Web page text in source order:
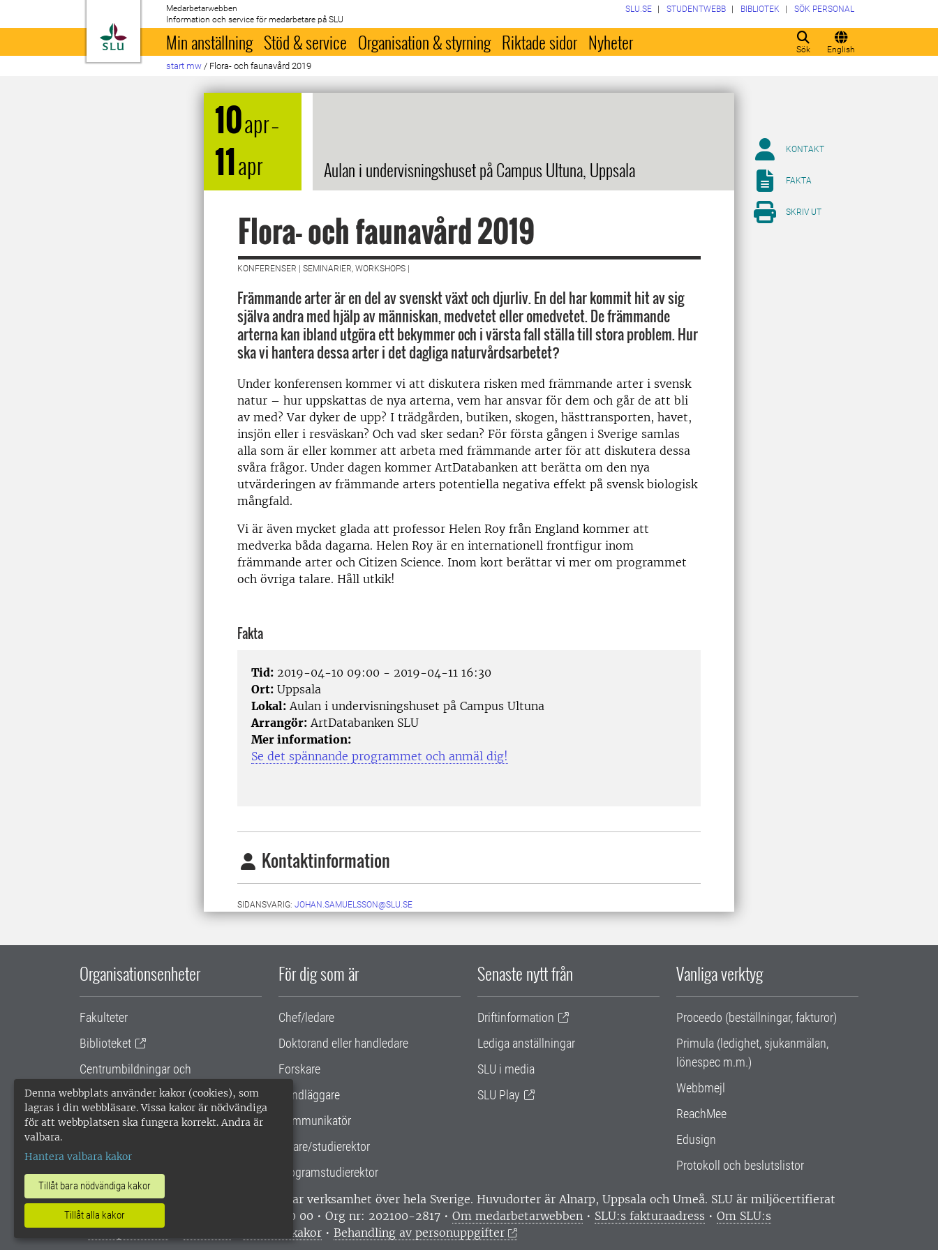
Denna webbplats använder kakor (cookies), som
lagras i din webbläsare. Vissa kakor är nödvändiga
för att webbplatsen ska fungera korrekt. Andra är
valbara.
Hantera valbara kakor
Tillåt bara nödvändiga kakor
Tillåt alla kakor
Till startsida
Medarbetarwebben
Information och service för medarbetare på SLU
Sök English
SLU.SE STUDENTWEBB BIBLIOTEK SÖK PERSONAL
Min anställning Stöd & service Organisation & styrning Riktade sidor Nyheter
start mw / Flora- och faunavård 2019
10apr–
11apr Aulan i undervisningshuset på Campus Ultuna, Uppsala
Flora- och faunavård 2019
KONFERENSER | SEMINARIER, WORKSHOPS |
Främmande arter är en del av svenskt växt och djurliv. En del har kommit hit av sig
själva andra med hjälp av människan, medvetet eller omedvetet. De främmande
arterna kan ibland utgöra ett bekymmer och i värsta fall ställa till stora problem. Hur
ska vi hantera dessa arter i det dagliga naturvårdsarbetet?
Under konferensen kommer vi att diskutera risken med främmande arter i svensk
natur – hur uppskattas de nya arterna, vem har ansvar för dem och går de att bli
av med? Var dyker de upp? I trädgården, butiken, skogen, hästtransporten, havet,
insjön eller i resväskan? Och vad sker sedan? För första gången i Sverige samlas
alla som är eller kommer att arbeta med främmande arter för att diskutera dessa
svåra frågor. Under dagen kommer ArtDatabanken att berätta om den nya
utvärderingen av främmande arters potentiella negativa effekt på svensk biologisk
mångfald.
Vi är även mycket glada att professor Helen Roy från England kommer att
medverka båda dagarna. Helen Roy är en internationell frontfigur inom
främmande arter och Citizen Science. Inom kort berättar vi mer om programmet
och övriga talare. Håll utkik!
Fakta
Tid: 2019-04-10 09:00 - 2019-04-11 16:30
Ort: Uppsala
Lokal: Aulan i undervisningshuset på Campus Ultuna
Arrangör: ArtDatabanken SLU
Mer information:
Se det spännande programmet och anmäl dig!
Kontaktinformation
SIDANSVARIG: JOHAN.SAMUELSSON@SLU.SE
KONTAKT
FAKTA
SKRIV UT
Organisationsenheter
Fakulteter
Biblioteket
Centrumbildningar och
samarbetsprojekt
Gemensamma verksamhetsstödet
För dig som är
Chef/ledare
Doktorand eller handledare
Forskare
Handläggare
Kommunikatör
Lärare/studierektor
Programstudierektor
Senaste nytt från
Driftinformation
Lediga anställningar
SLU i media
SLU Play
Vanliga verktyg
Proceedo (beställningar, fakturor)
Primula (ledighet, sjukanmälan,
lönespec m.m.)
Webbmejl
ReachMee
Edusign
Protokoll och beslutslistor
SLU, Sveriges lantbruksuniversitet, har verksamhet över hela Sverige. Huvudorter är Alnarp, Uppsala och Umeå. SLU är miljöcertifierat
enligt ISO 14001. •
Telefon: 018-67 10 00 • Org nr: 202100-2817 • Om medarbetarwebben • SLU:s fakturaadress • Om SLU:s
webbplatser
Hantera kakor •Behandling av personuppgifter